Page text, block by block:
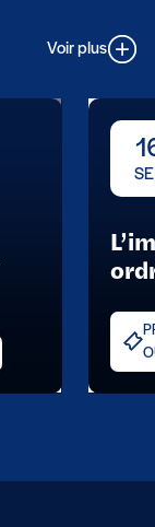
Voir plus